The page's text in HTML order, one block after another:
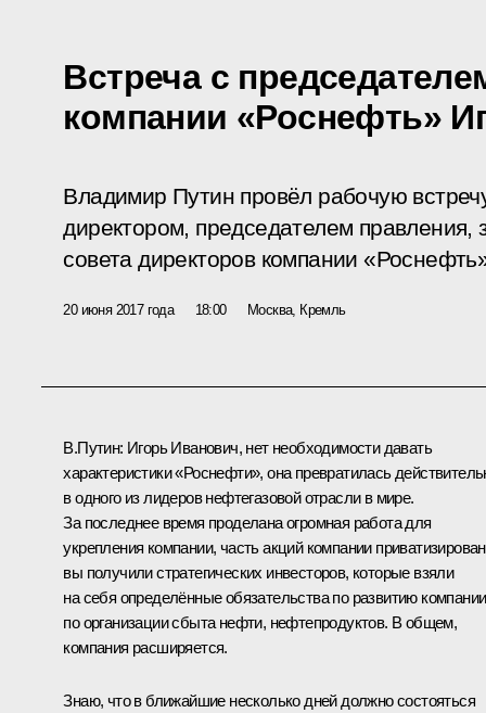
Встреча с
компании «Роснефть»
Владимир Путин провёл рабочую
директором, председателем правления,
совета директоров компании
20 июня 2017 года 18:00 Москва, Кремль
В.Путин: Игорь Иванович, нет необходимости давать
характеристики «Роснефти», она превратилась
в одного из лидеров нефтегазовой отрасли в мире.
За последнее время проделана огромная работа для
укрепления компании, часть акций компании
вы получили стратегических инвесторов, которые взяли
на себя определённые обязательства по развитию
по организации сбыта нефти, нефтепродуктов. В общем,
компания расширяется.
Знаю, что в ближайшие несколько дней должно состояться